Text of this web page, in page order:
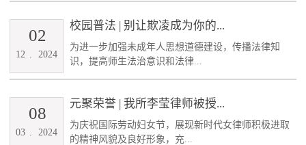
校园普法 | 别让欺凌成为你的...
为进一步加强未成年人思想道德建设，传播法律知
识，提高师生法治意识和法律...
12 2024
02
元聚荣誉 | 我所李莹律师被授...
为庆祝国际劳动妇女节，展现新时代女律师积极进取
的精神风貌及良好形象，充...
03 2024
08